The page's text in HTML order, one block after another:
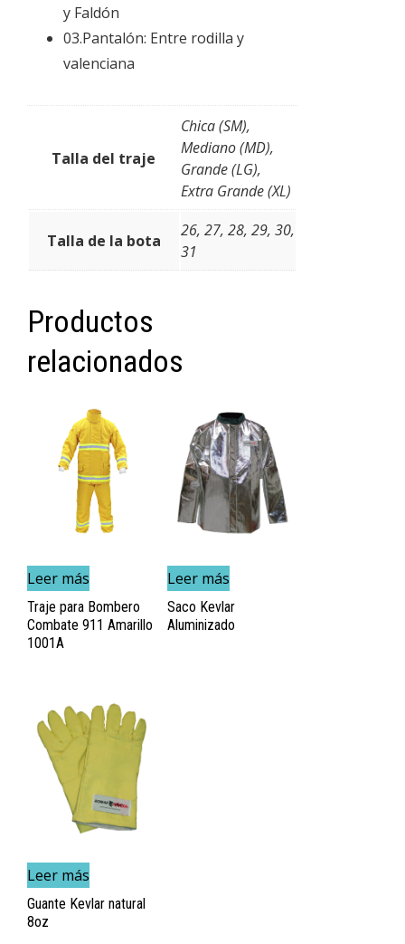
y Faldón
03.Pantalón: Entre rodilla y
valenciana
Talla del traje
Chica (SM),
Mediano (MD),
Grande (LG),
Extra Grande (XL)
Talla de la bota
26, 27, 28, 29, 30,
31
Productos
relacionados
Leer más
Traje para Bombero
Combate 911 Amarillo
1001A
Leer más
Saco Kevlar
Aluminizado
Leer más
Guante Kevlar natural
8oz